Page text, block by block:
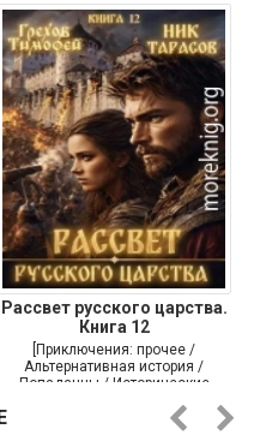
Рассвет русского царства.
Книга 12
[Приключения: прочее /
Альтернативная история /
Попаданцы / Исторические